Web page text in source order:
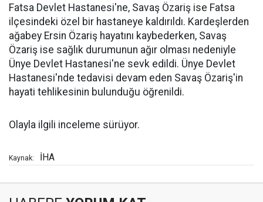
Fatsa Devlet Hastanesi'ne, Savaş Özariş ise Fatsa
ilçesindeki özel bir hastaneye kaldırıldı. Kardeşlerden
ağabey Ersin Özariş hayatını kaybederken, Savaş
Özariş ise sağlık durumunun ağır olması nedeniyle
Ünye Devlet Hastanesi'ne sevk edildi. Ünye Devlet
Hastanesi'nde tedavisi devam eden Savaş Özariş'in
hayati tehlikesinin bulunduğu öğrenildi.
Olayla ilgili inceleme sürüyor.
Kaynak: İHA